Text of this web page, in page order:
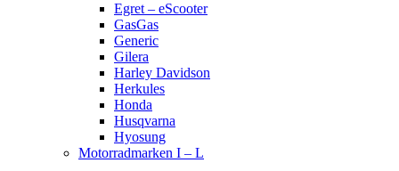
Egret – eScooter
GasGas
Generic
Gilera
Harley Davidson
Herkules
Honda
Husqvarna
Hyosung
Motorradmarken I – L